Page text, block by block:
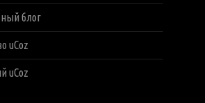
блог
uCoz
uCoz